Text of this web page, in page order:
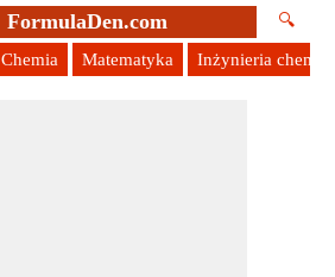
FormulaDen.com 🔍
Chemia Matematyka Inżynieria